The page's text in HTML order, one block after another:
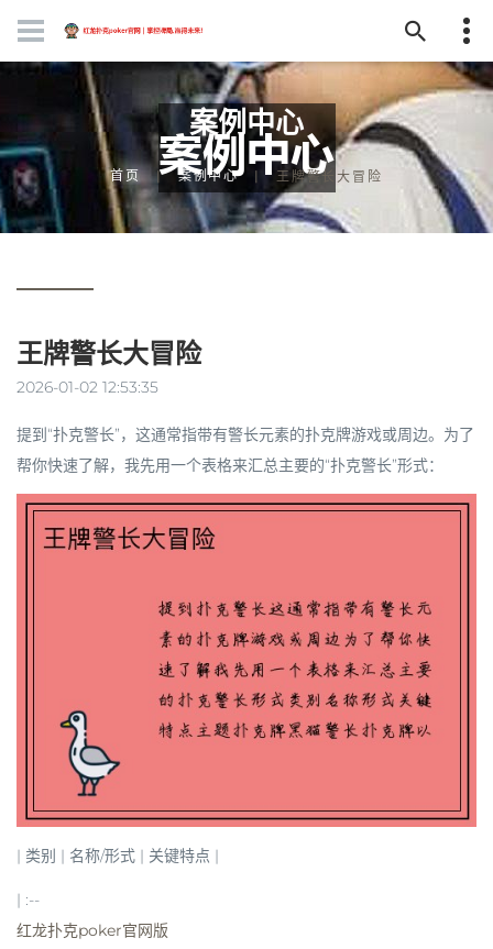
案例中心
首页 案例中心 王牌警长大冒险
王牌警长大冒险
2026-01-02 12:53:35
提到“扑克警长”，这通常指带有警长元素的扑克牌游戏或周边。为了
帮你快速了解，我先用一个表格来汇总主要的“扑克警长”形式：
| 类别 | 名称/形式 | 关键特点 |
| :--
红龙扑克poker官网版